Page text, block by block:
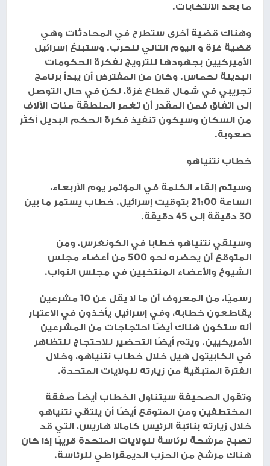
ما بعد الانتخابات.
وهناك قضية أخرى ستطرح في المحادثات وهي
قضية غزة و اليوم التالي للحرب. وستبلغ إسرائيل
الأميركيين بجهودها للترويج لفكرة الحكومات
البديلة لحماس. وكان من المفترض أن يبدأ برنامج
تجريبي في شمال قطاع غزة، لكن في حال التوصل
إلى اتفاق فمن المقدر أن تغمر المنطقة مئات الآلاف
من السكان وسيكون تنفيذ فكرة الحكم البديل أكثر
صعوبة.
خطاب نتنياهو
وسيتم إلقاء الكلمة في المؤتمر يوم الأربعاء،
الساعة 21:00 بتوقيت إسرائيل. خطاب يستمر ما بين
30 دقيقة إلى 45 دقيقة.
وسيلقي نتنياهو خطابا في الكونغرس، ومن
المتوقع أن يحضره نحو 500 من أعضاء مجلس
الشيوخ والأعضاء المنتخبين في مجلس النواب.
رسميًا، من المعروف أن ما لا يقل عن 10 مشرعين
يقاطعون خطابه، وفي إسرائيل يأخذون في الاعتبار
أنه ستكون هناك أيضًا احتجاجات من المشرعين
الأمريكيين. ويتم أيضًا التحضير للاحتجاج للتظاهر
في الكابيتول هيل خلال خطاب نتنياهو، وخلال
الفترة المتبقية من زيارته للولايات المتحدة.
وتقول الصحيفة سيتناول الخطاب أيضاً صفقة
المختطفين ومن المتوقع أيضًا أن يلتقي نتنياهو
خلال زيارته بنائبة الرئيس كامالا هاريس، التي قد
تصبح مرشحة لرئاسة للولايات المتحدة قريبًا إذا كان
هناك مرشح من الحزب الديمقراطي للرئاسة.